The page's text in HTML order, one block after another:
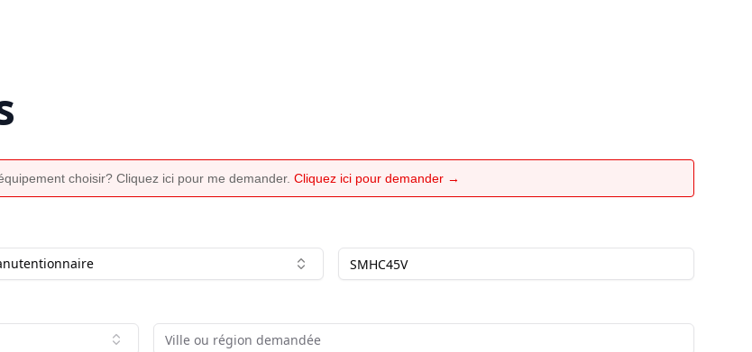
choisir? Cliquez ici pour me demander. Cliquez ici pour demander →